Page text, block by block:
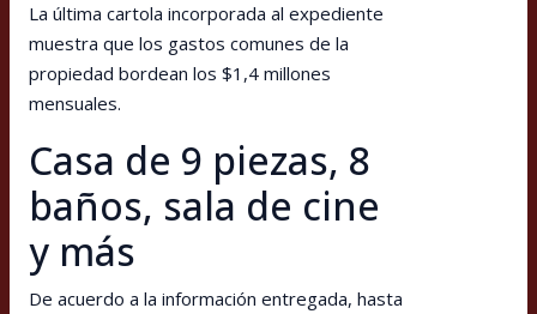
La última cartola incorporada al expediente
muestra que los gastos comunes de la
propiedad bordean los $1,4 millones
mensuales.
Casa de 9 piezas, 8
baños, sala de cine
y más
De acuerdo a la información entregada, hasta